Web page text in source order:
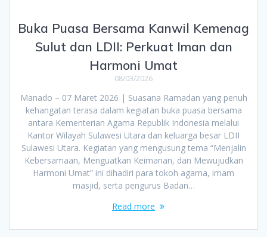
Buka Puasa Bersama Kanwil Kemenag
Sulut dan LDII: Perkuat Iman dan
Harmoni Umat
08/03/2026
Manado – 07 Maret 2026 | Suasana Ramadan yang penuh
kehangatan terasa dalam kegiatan buka puasa bersama
antara Kementerian Agama Republik Indonesia melalui
Kantor Wilayah Sulawesi Utara dan keluarga besar LDII
Sulawesi Utara. Kegiatan yang mengusung tema “Menjalin
Kebersamaan, Menguatkan Keimanan, dan Mewujudkan
Harmoni Umat” ini dihadiri para tokoh agama, imam
masjid, serta pengurus Badan…
Read more